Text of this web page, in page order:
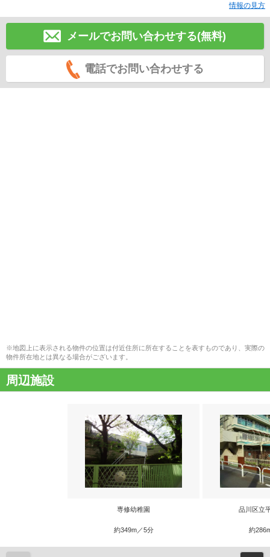
情報の見方
メールでお問い合わせする(無料)
電話でお問い合わせする
※地図上に表示される物件の位置は付近住所に所在することを表すものであり、実際の
物件所在地とは異なる場合がございます。
周辺施設
専修幼稚園
約349m／5分
品川区立
約